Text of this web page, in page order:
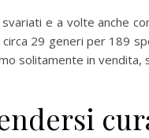
e a volte anche
29 generi per 189
solitamente in